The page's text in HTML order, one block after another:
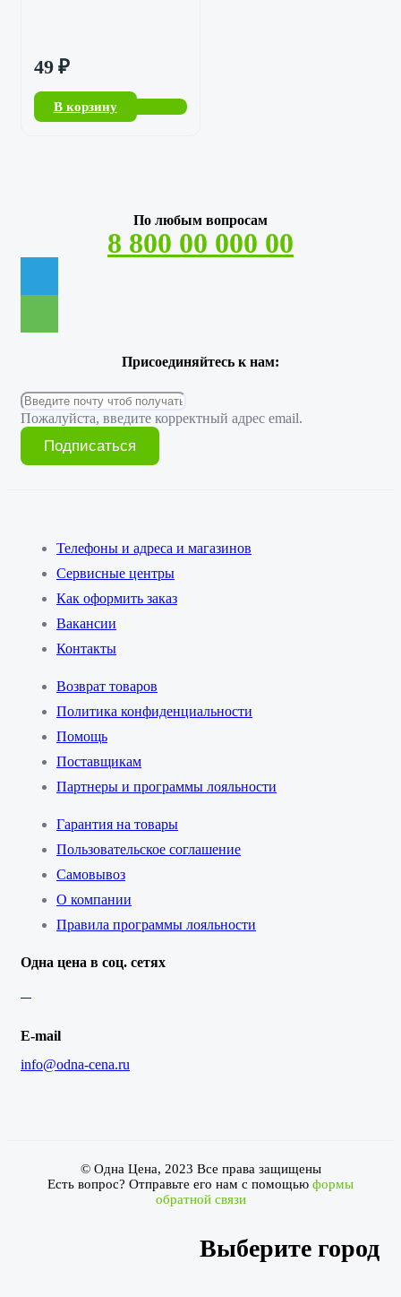
49 ₽
В корзину
По любым вопросам
8 800 00 000 00
Присоединяйтесь к нам:
Пожалуйста, введите корректный адрес email.
Подписаться
Телефоны и адреса и магазинов
Сервисные центры
Как оформить заказ
Вакансии
Контакты
Возврат товаров
Политика конфиденциальности
Помощь
Поставщикам
Партнеры и программы лояльности
Гарантия на товары
Пользовательское соглашение
Самовывоз
О компании
Правила программы лояльности
Одна цена в соц. сетях
E-mail
info@odna-cena.ru
© Одна Цена, 2023 Все права защищены
Есть вопрос? Отправьте его нам с помощью формы
обратной связи
Выберите город